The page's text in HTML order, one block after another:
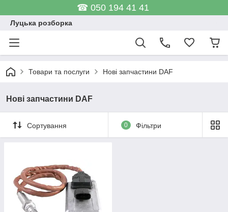
☎ 050 194 41 41
Луцька розборка
Товари та послуги Нові запчастини DAF
Нові запчастини DAF
Сортування 0 Фільтри